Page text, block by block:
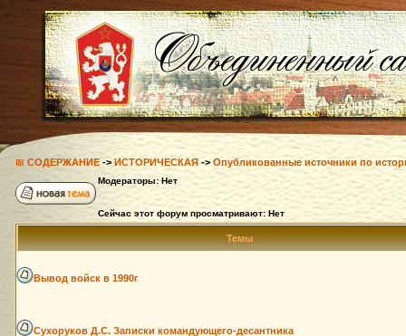
₪ СОДЕРЖАНИЕ-> ИСТОРИЧЕСКАЯ->Опубликованные источники по
Модераторы: Нет
Сейчас этот форум просматривают: Нет
Темы
Вывод войск в 1990г
Сухоруков Д.С. Записки командующего-десантника